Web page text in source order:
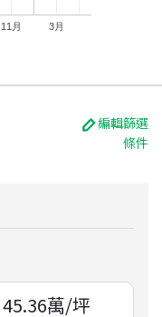
11月 3月
編輯篩選
條件
45.36萬/坪